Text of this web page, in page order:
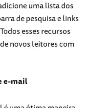
uma lista dos
de pesquisa e links
esses recursos
novos leitores com
e-mail